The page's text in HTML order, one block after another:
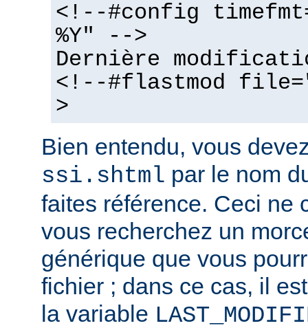
<!--#config
%Y" -->
Dernière
<!--#flastmod
>
Bien entendu, vous
ssi.shtml par le nom
faites référence. Ceci ne
vous recherchez un
générique que vous
fichier ; dans ce cas, il
la variable